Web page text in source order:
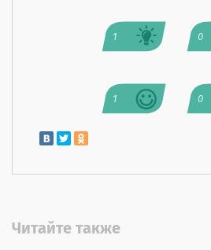
1 0
1 0
Читайте также